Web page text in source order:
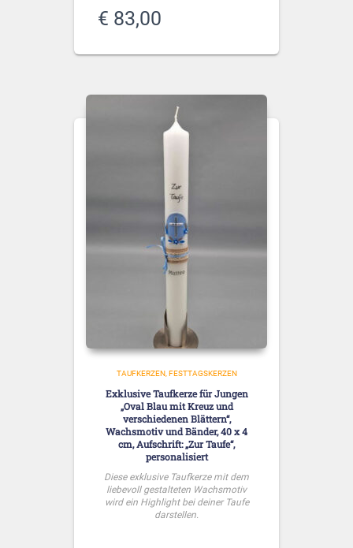
€ 83,00
TAUFKERZEN FESTTAGSKERZEN
Exklusive Taufkerze für Jungen
„Oval Blau mit Kreuz und
verschiedenen Blättern“,
Wachsmotiv und Bänder, 40 x 4
cm, Aufschrift: „Zur Taufe“,
personalisiert
Diese exklusive Taufkerze mit dem
liebevoll gestalteten Wachsmotiv
wird ein Highlight bei deiner Taufe
darstellen.